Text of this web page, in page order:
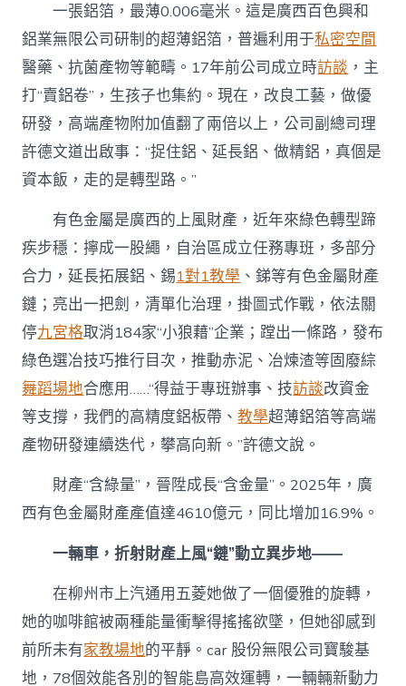
一張鋁箔，最薄0.006毫米。這是廣西百色興和
鋁業無限公司研制的超薄鋁箔，普遍利用于私密空間
醫藥、抗菌產物等範疇。17年前公司成立時訪談 ，主
打“賣鋁卷”，生孩子也集約。現在，改良工藝，做優
研發，高端產物附加值翻了兩倍以上，公司副總司理
許德文道出啟事：“捉住鋁、延長鋁、做精鋁，真個是
資本飯，走的是轉型路。”
有色金屬是廣西的上風財產，近年來綠色轉型蹄
疾步穩：擰成一股繩，自治區成立任務專班，多部分
合力，延長拓展鋁、錫1對1教學 、銻等有色金屬財產
鏈；亮出一把劍，清單化治理，掛圖式作戰，依法關
停九宮格取消184家“小狼藉”企業；蹚出一條路，發布
綠色選冶技巧推行目次，推動赤泥、冶煉渣等固廢綜
舞蹈場地合應用……“得益于專班辦事、技訪談改資金
等支撐，我們的高精度鋁板帶、教學超薄鋁箔等高端
產物研發連續迭代，攀高向新。”許德文說。
財產“含綠量”，晉陞成長“含金量”。2025年，廣
西有色金屬財產產值達4610億元，同比增加16.9%。
一輛車，折射財產上風“鏈”動立異步地——
在柳州市上汽通用五菱她做了一個優雅的旋轉，
她的咖啡館被兩種能量衝擊得搖搖欲墜，但她卻感到
前所未有家教場地的平靜。car 股份無限公司寶駿基
地，78個效能各別的智能島高效運轉，一輛輛新動力